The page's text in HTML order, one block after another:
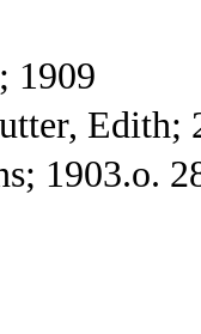
1909
Edith;
1903.o.